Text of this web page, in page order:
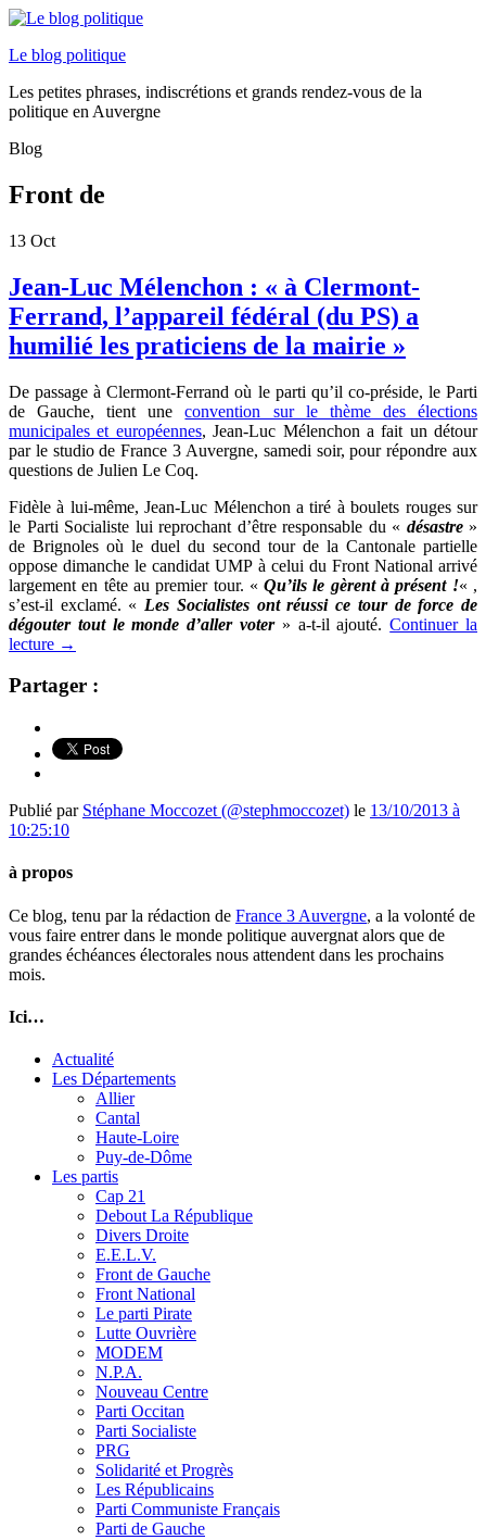
Le blog politique
Les petites phrases, indiscrétions et grands rendez-vous de la
politique en Auvergne
Blog
Front de
13 Oct
Jean-Luc Mélenchon : « à Clermont-
Ferrand, l’appareil fédéral (du PS) a
humilié les praticiens de la mairie »
De passage à Clermont-Ferrand où le parti qu’il co-préside, le Parti
de Gauche, tient uneconvention sur le thème des élections
municipales et européennes, Jean-Luc Mélenchon a fait un détour
par le studio de France 3 Auvergne, samedi soir, pour répondre aux
questions de Julien Le Coq.
Fidèle à lui-même, Jean-Luc Mélenchon a tiré à boulets rouges sur
le Parti Socialiste lui reprochant d’être responsable du « désastre»
de Brignoles où le duel du second tour de la Cantonale partielle
oppose dimanche le candidat UMP à celui du Front National arrivé
largement en tête au premier tour. «Qu’ils le gèrent à présent !« ,
s’est-il exclamé. « Les Socialistes ont réussi ce tour de force de
dégouter tout le monde d’aller voter» a-t-il ajouté.Continuer la
lecture →
Partager :
Publié par Stéphane Moccozet (@stephmoccozet) le 13/10/2013 à
10:25:10
à propos
Ce blog, tenu par la rédaction de France 3 Auvergne, a la volonté de
vous faire entrer dans le monde politique auvergnat alors que de
grandes échéances électorales nous attendent dans les prochains
mois.
Ici…
Actualité
Les Départements
Allier
Cantal
Haute-Loire
Puy-de-Dôme
Les partis
Cap 21
Debout La République
Divers Droite
E.E.L.V.
Front de Gauche
Front National
Le parti Pirate
Lutte Ouvrière
MODEM
N.P.A.
Nouveau Centre
Parti Occitan
Parti Socialiste
PRG
Solidarité et Progrès
Les Républicains
Parti Communiste Français
Parti de Gauche